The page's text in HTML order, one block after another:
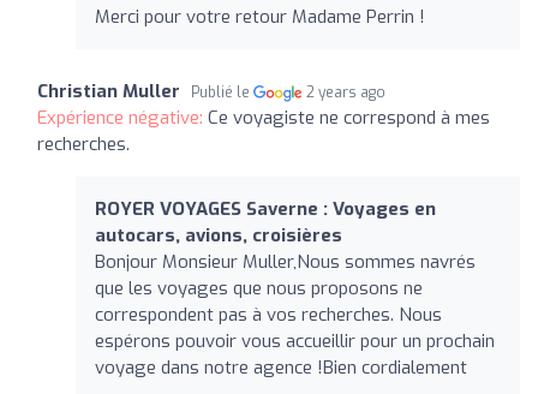
Merci pour votre retour Madame Perrin !
Christian Muller Publié le 2 years ago
Expérience négative: Ce voyagiste ne correspond à mes
recherches.
ROYER VOYAGES Saverne : Voyages en
autocars, avions, croisières
Bonjour Monsieur Muller,Nous sommes navrés
que les voyages que nous proposons ne
correspondent pas à vos recherches. Nous
espérons pouvoir vous accueillir pour un prochain
voyage dans notre agence !Bien cordialement